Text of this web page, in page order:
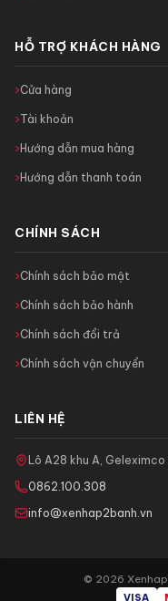
HỖ TRỢ KHÁCH HÀNG
Cửa hàng
Tài khoản
Hướng dẫn mua hàng
Hướng dẫn thanh toán
CHÍNH SÁCH
Chính sách bảo mật
Chính sách bảo hành
Chính sách đổi trả
Chính sách vận chuyển
LIÊN HỆ
Lô A28 khu A, Geleximco
0862.100.308
info@xenhap2banh.vn
© 2026
VISA